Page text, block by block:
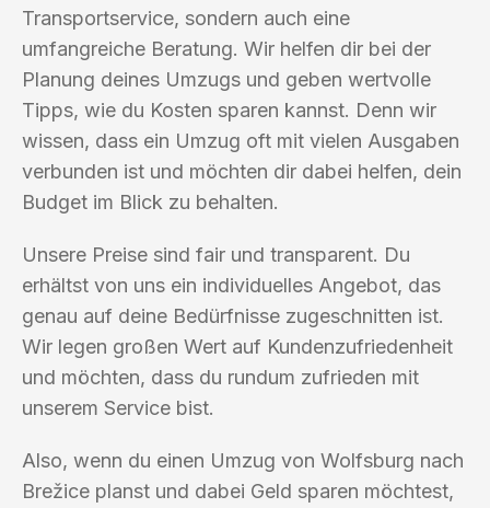
Transportservice, sondern auch eine
umfangreiche Beratung. Wir helfen dir bei der
Planung deines Umzugs und geben wertvolle
Tipps, wie du Kosten sparen kannst. Denn wir
wissen, dass ein Umzug oft mit vielen Ausgaben
verbunden ist und möchten dir dabei helfen, dein
Budget im Blick zu behalten.
Unsere Preise sind fair und transparent. Du
erhältst von uns ein individuelles Angebot, das
genau auf deine Bedürfnisse zugeschnitten ist.
Wir legen großen Wert auf Kundenzufriedenheit
und möchten, dass du rundum zufrieden mit
unserem Service bist.
Also, wenn du einen Umzug von Wolfsburg nach
Brežice planst und dabei Geld sparen möchtest,